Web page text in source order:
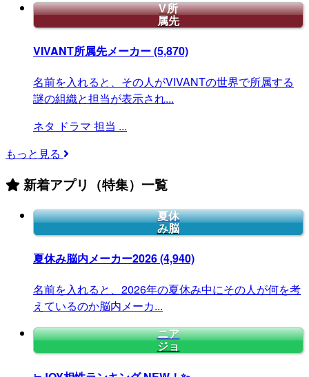
V所
属先
VIVANT所属先メーカー(5,870)
名前を入れると、その人がVIVANTの世界で所属する
謎の組織と担当が表示され...
ネタ ドラマ 担当 ...
もっと見る
新着アプリ（特集）一覧
夏休
み脳
夏休み脳内メーカー2026(4,940)
名前を入れると、2026年の夏休み中にその人が何を考
えているのか脳内メーカ...
ニア
ジョ